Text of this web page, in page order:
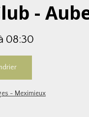
-
08:30
- Meximieux